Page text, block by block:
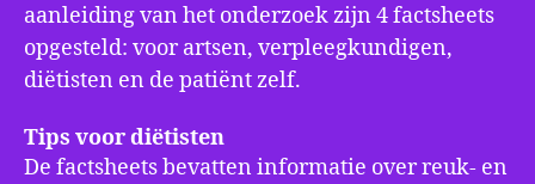
aanleiding van het onderzoek zijn 4 factsheets
opgesteld: voor artsen, verpleegkundigen,
diëtisten en de patiënt zelf.
Tips voor diëtisten
De factsheets bevatten informatie over reuk- en